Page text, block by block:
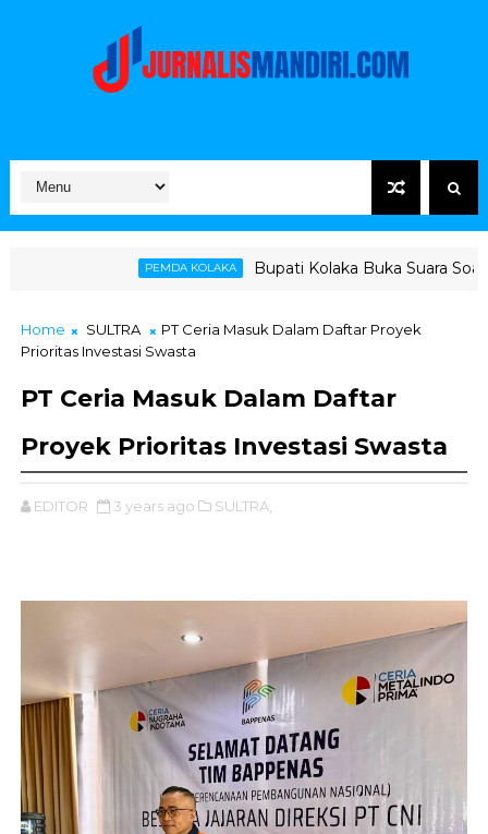
Bupati Kolaka Buka Suara Soal Ketegangan
Home SULTRA
PT Ceria Masuk Dalam Daftar Proyek
Prioritas Investasi Swasta
PT Ceria Masuk Dalam Daftar
Proyek Prioritas Investasi Swasta
EDITOR 3 years ago SULTRA,